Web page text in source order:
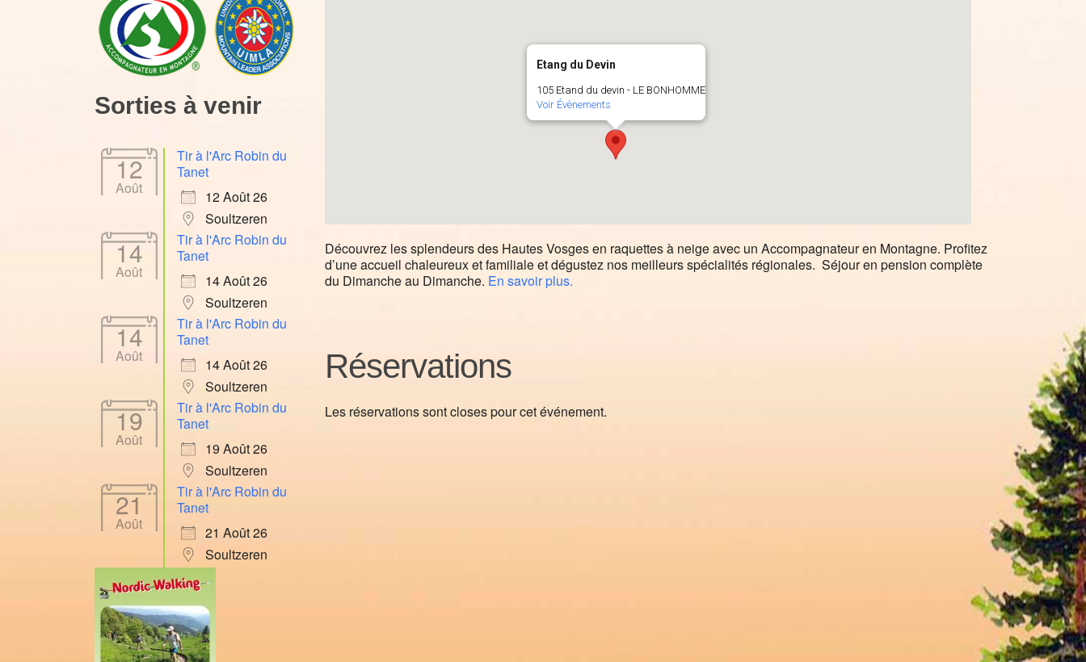
Etang du Devin
105 Etand du devin - LE BONHOMME
Voir Évènements
Découvrez les splendeurs des Hautes Vosges en raquettes à neige avec un Accompagnateur en Montagne. Profitez
d’une accueil chaleureux et familiale et dégustez nos meilleurs spécialités régionales. Séjour en pension complète
du Dimanche au Dimanche. En savoir plus.
Réservations
Les réservations sont closes pour cet événement.
Sorties à venir
12
Août
Tir à l'Arc Robin du
Tanet
12 Août 26
Soultzeren
14
Août
Tir à l'Arc Robin du
Tanet
14 Août 26
Soultzeren
14
Août
Tir à l'Arc Robin du
Tanet
14 Août 26
Soultzeren
19
Août
Tir à l'Arc Robin du
Tanet
19 Août 26
Soultzeren
21
Août
Tir à l'Arc Robin du
Tanet
21 Août 26
Soultzeren